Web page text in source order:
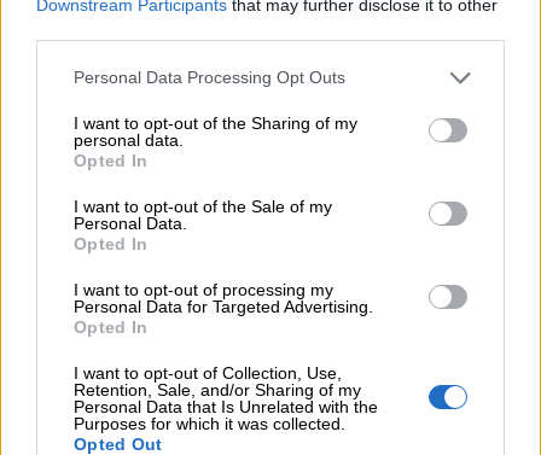
Downstream Participants that may further disclose it to other
Personal Data Processing Opt Outs
I want to opt-out of the Sharing of my
personal data.
Opted In
I want to opt-out of the Sale of my
Personal Data.
Opted In
I want to opt-out of processing my
Personal Data for Targeted Advertising.
Opted In
I want to opt-out of Collection, Use,
Retention, Sale, and/or Sharing of my
Personal Data that Is Unrelated with the
Purposes for which it was collected.
Opted Out
μπορεί να έχουμε θεραπεία που αναστέλλει την εξέλιξη του
05.08.2026
παρονομαστή το κοινό συμφέρον
Αντώνης Βουκλαρής - «ΕΡΡΙΚΟΣ ΝΤΥΝΑΝ»
Η νέα εποχή στην εκπαίδευση των ασφαλιστικών
διαμεσολαβητών
ΠΕΡΙΣΣΟΤΕΡΑ